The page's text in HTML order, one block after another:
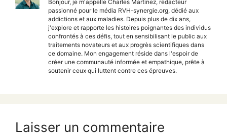
Bonjour, je m'appelle Charles Martinez, rédacteur
passionné pour le média RVH-synergie.org, dédié aux
addictions et aux maladies. Depuis plus de dix ans,
j'explore et rapporte les histoires poignantes des individus
confrontés à ces défis, tout en sensibilisant le public aux
traitements novateurs et aux progrès scientifiques dans
ce domaine. Mon engagement réside dans l'espoir de
créer une communauté informée et empathique, prête à
soutenir ceux qui luttent contre ces épreuves.
Laisser un commentaire